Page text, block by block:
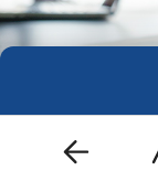
Руководитель